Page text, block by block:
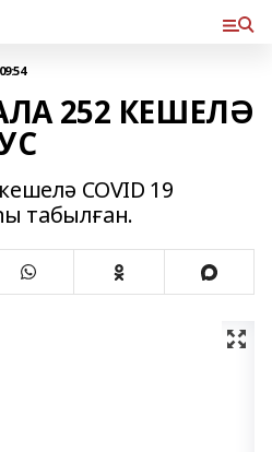
252 КЕШЕЛӘ
COVID 19
табылған.